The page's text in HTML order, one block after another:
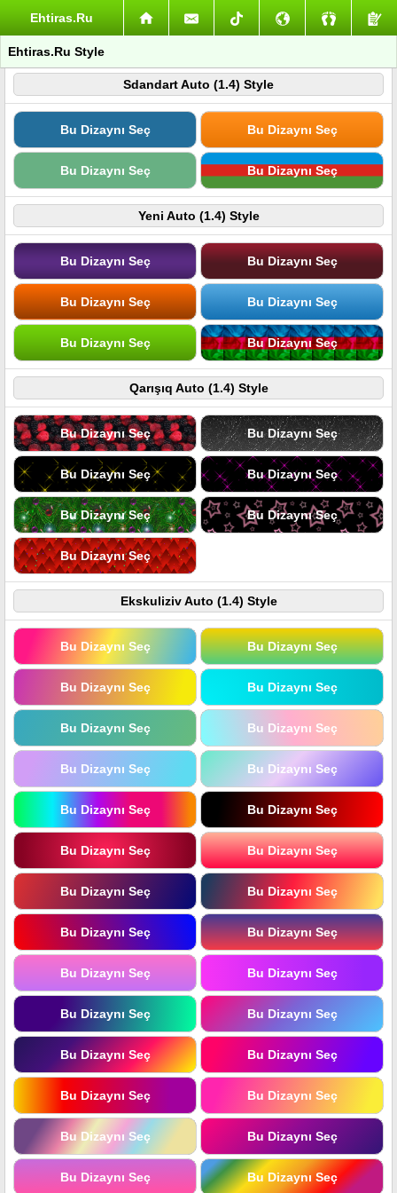
Ehtiras.Ru
Ehtiras.Ru Style
Sdandart Auto (1.4) Style
Bu Dizaynı Seç Bu Dizaynı Seç
Bu Dizaynı Seç Bu Dizaynı Seç
Yeni Auto (1.4) Style
Bu Dizaynı Seç Bu Dizaynı Seç
Bu Dizaynı Seç Bu Dizaynı Seç
Bu Dizaynı Seç Bu Dizaynı Seç
Qarışıq Auto (1.4) Style
Bu Dizaynı Seç Bu Dizaynı Seç
Bu Dizaynı Seç Bu Dizaynı Seç
Bu Dizaynı Seç Bu Dizaynı Seç
Bu Dizaynı Seç
Ekskuliziv Auto (1.4) Style
Bu Dizaynı Seç Bu Dizaynı Seç
Bu Dizaynı Seç Bu Dizaynı Seç
Bu Dizaynı Seç Bu Dizaynı Seç
Bu Dizaynı Seç Bu Dizaynı Seç
Bu Dizaynı Seç Bu Dizaynı Seç
Bu Dizaynı Seç Bu Dizaynı Seç
Bu Dizaynı Seç Bu Dizaynı Seç
Bu Dizaynı Seç Bu Dizaynı Seç
Bu Dizaynı Seç Bu Dizaynı Seç
Bu Dizaynı Seç Bu Dizaynı Seç
Bu Dizaynı Seç Bu Dizaynı Seç
Bu Dizaynı Seç Bu Dizaynı Seç
Bu Dizaynı Seç Bu Dizaynı Seç
Bu Dizaynı Seç Bu Dizaynı Seç